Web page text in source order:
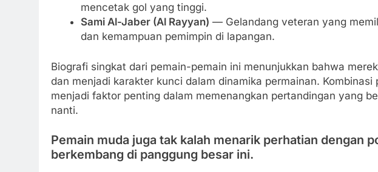
mencetak gol yang tinggi.
Sami Al-Jaber (Al Rayyan) — Gelandang veteran yang
dan kemampuan pemimpin di lapangan.
Biografi singkat dari pemain-pemain ini menunjukkan bahwa
dan menjadi karakter kunci dalam dinamika permainan.
menjadi faktor penting dalam memenangkan pertandingan yang
nanti.
Pemain muda juga tak kalah menarik perhatian dengan
berkembang di panggung besar ini.